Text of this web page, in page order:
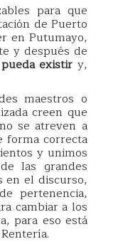
para que
de Puerto
en Putumayo,
y después de
existir y,
maestros o
creen que
se atreven a
forma correcta
y unimos
las grandes
en el discurso,
pertenencia,
cambiar a los
para eso está